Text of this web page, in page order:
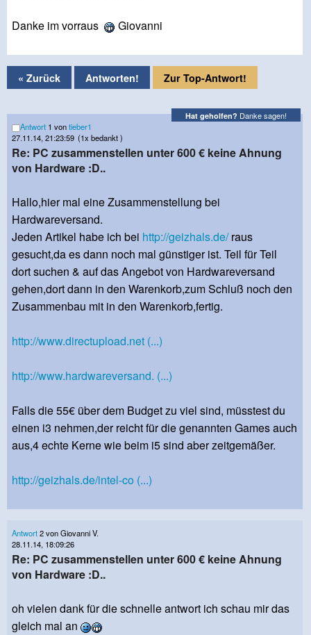
Danke im vorraus Giovanni
« Zurück Antworten! Zur Top-Antwort!
Hat geholfen? Danke sagen!
Antwort 1 vontieber1
27.11.14, 21:23:59 (1x bedankt )
Re: PC zusammenstellen unter 600 € keine Ahnung
von Hardware :D..
Hallo,hier mal eine Zusammenstellung bei
Hardwareversand.
Jeden Artikel habe ich bei http://geizhals.de/raus
gesucht,da es dann noch mal günstiger ist. Teil für Teil
dort suchen & auf das Angebot von Hardwareversand
gehen,dort dann in den Warenkorb,zum Schluß noch den
Zusammenbau mit in den Warenkorb,fertig.
http://www.directupload.net (...)
http://www.hardwareversand. (...)
Falls die 55€ über dem Budget zu viel sind, müsstest du
einen i3 nehmen,der reicht für die genannten Games auch
aus,4 echte Kerne wie beim i5 sind aber zeitgemäßer.
http://geizhals.de/intel-co (...)
Antwort2 von Giovanni V.
28.11.14, 18:09:26
Re: PC zusammenstellen unter 600 € keine Ahnung
von Hardware :D..
oh vielen dank für die schnelle antwort ich schau mir das
gleich mal an